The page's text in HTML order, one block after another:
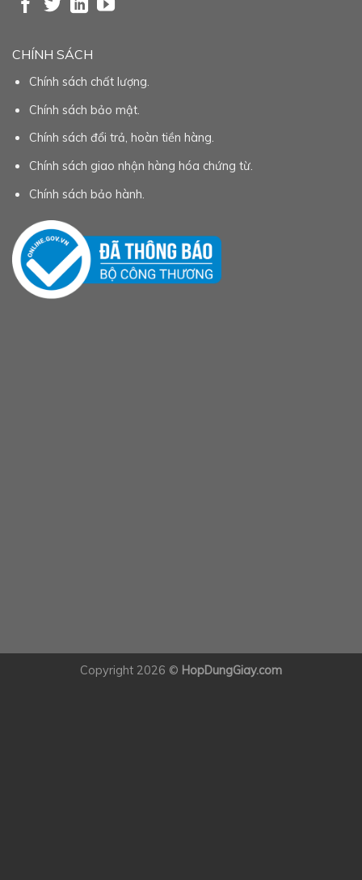
CHÍNH SÁCH
Chính sách chất lượng.
Chính sách bảo mật.
Chính sách đổi trả, hoàn tiền hàng.
Chính sách giao nhận hàng hóa chứng từ.
Chính sách bảo hành.
Copyright 2026 © HopDungGiay.com